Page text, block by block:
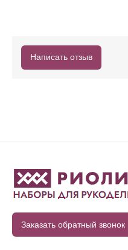
Написать отзыв
Заказать обратный звонок